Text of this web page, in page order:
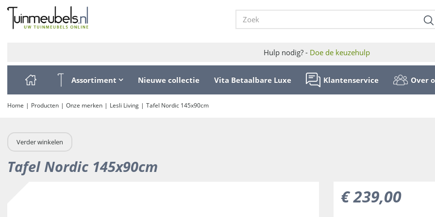
Ga
naar
content
Home Producten Onze merken Lesli Living Tafel Nordic 145x90cm
Hulp nodig? - Doe de keuzehulp
Assortiment Nieuwe collectie Vita Betaalbare Luxe Klantenservice Over
Verder winkelen
Tafel Nordic 145x90cm
€239,00